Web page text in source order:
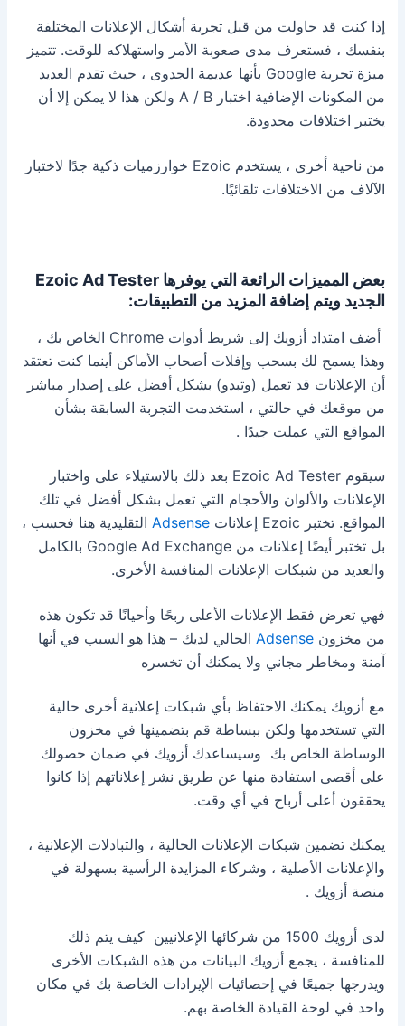
إذا كنت قد حاولت من قبل تجربة أشكال الإعلانات المختلفة
بنفسك ، فستعرف مدى صعوبة الأمر واستهلاكه للوقت.تتميز
ميزة تجربة Google بأنها عديمة الجدوى ، حيث تقدم العديد
من المكونات الإضافية اختبار A / B ولكن هذا لا يمكن إلا أن
يختبر اختلافات محدودة.
من ناحية أخرى ، يستخدم Ezoic خوارزميات ذكية جدًا لاختبار
الآلاف من الاختلافات تلقائيًا.
بعض المميزات الرائعة التي يوفرها Ezoic Ad Tester
الجديد ويتم إضافة المزيد من التطبيقات:
أضف امتداد أزويك إلى شريط أدوات Chrome الخاص بك ،
وهذا يسمح لك بسحب وإفلات أصحاب الأماكن أينما كنت تعتقد
أن الإعلانات قد تعمل (وتبدو) بشكل أفضل على إصدار مباشر
من موقعك في حالتي ، استخدمت التجربة السابقة بشأن
المواقع التي عملت جيدًا .
سيقوم Ezoic Ad Tester بعد ذلك بالاستيلاء على واختبار
الإعلانات والألوان والأحجام التي تعمل بشكل أفضل في تلك
المواقع.تختبر Ezoic إعلانات Adsense التقليدية هنا فحسب ،
بل تختبر أيضًا إعلانات من Google Ad Exchange بالكامل
والعديد من شبكات الإعلانات المنافسة الأخرى.
فهي تعرض فقط الإعلانات الأعلى ربحًا وأحيانًا قد تكون هذه
من مخزونAdsense الحالي لديك – هذا هو السبب في أنها
آمنة ومخاطر مجاني ولا يمكنك أن تخسره
مع أزويك يمكنك الاحتفاظ بأي شبكات إعلانية أخرى حالية
التي تستخدمها ولكن ببساطة قم بتضمينها في مخزون
الوساطة الخاص بك وسيساعدك أزويك في ضمان حصولك
على أقصى استفادة منها عن طريق نشر إعلاناتهم إذا كانوا
يحققون أعلى أرباح في أي وقت.
يمكنك تضمين شبكات الإعلانات الحالية ، والتبادلات الإعلانية ،
والإعلانات الأصلية ، وشركاء المزايدة الرأسية بسهولة في
منصة أزويك .
لدى أزويك 1500 من شركائها الإعلانيين
كيف يتم ذلك
للمنافسة ، يجمع أزويك البيانات من هذه الشبكات الأخرى
ويدرجها جميعًا في إحصائيات الإيرادات الخاصة بك في مكان
واحد في لوحة القيادة الخاصة بهم.